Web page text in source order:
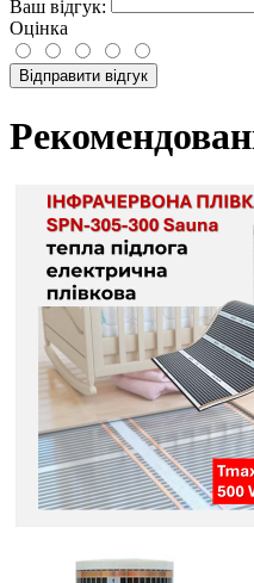
Ваш відгук:
Оцінка
Відправити відгук